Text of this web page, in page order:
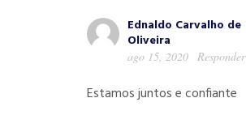
Ednaldo Carvalho de
Oliveira
ago 15, 2020 Responder
Estamos juntos e confiante